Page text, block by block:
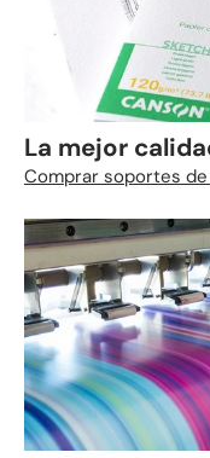
La mejor
Comprar soportes de